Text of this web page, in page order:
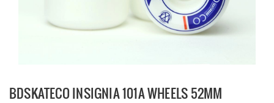
BDSKATECO INSIGNIA 101A WHEELS 52MM